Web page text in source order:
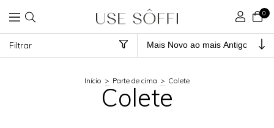
0
Filtrar
Início > Parte de cima > Colete
Colete